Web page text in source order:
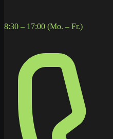
8:30 – 17:00 (Mo. – Fr.)